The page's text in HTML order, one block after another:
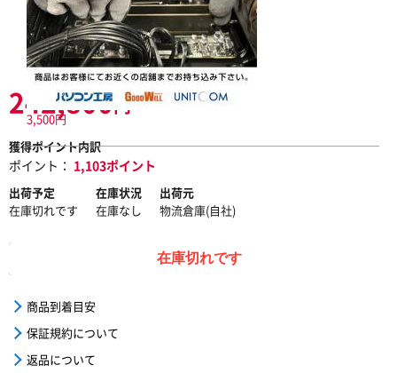
3,500円
242,800円
獲得ポイント内訳
ポイント： 1,103ポイント
出荷予定
在庫切れです
在庫状況
在庫なし
出荷元
物流倉庫(自社)
在庫切れです
商品到着目安
保証規約について
返品について